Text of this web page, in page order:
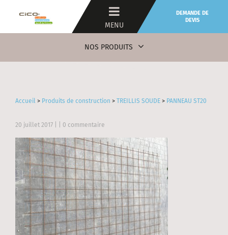
MENU
DEMANDE DE
DEVIS
NOS PRODUITS
Accueil > Produits de construction > TREILLIS SOUDE > PANNEAU ST20
20 juillet 2017 | | 0 commentaire